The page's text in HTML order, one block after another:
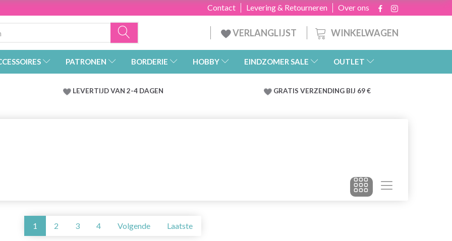
Over ons
Levering & Retourneren
Contact
WINKELWAGEN
VERLANGLIJST
PATRONEN BORDERIE HOBBY EINDZOMER SALE OUTLET
LEVERTIJD VAN 2-4 DAGEN GRATIS VERZENDING BIJ 69 €
1 2 3 4 Volgende Laatste